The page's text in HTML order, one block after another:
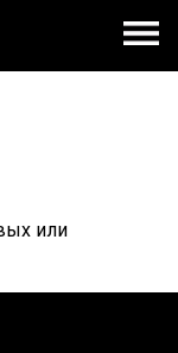
или